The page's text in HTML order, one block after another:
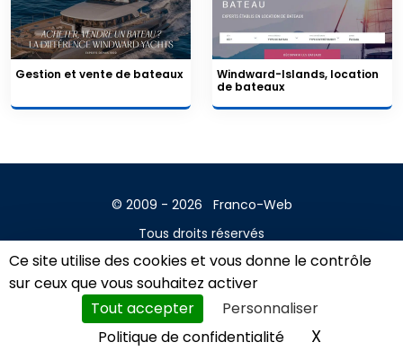
Ce site utilise des cookies et vous donne le contrôle
sur ceux que vous souhaitez activer
Tout accepter
Personnaliser
Politique de confidentialité
XMasquer
Gestion et vente de bateaux
Windward-Islands, location
de bateaux
© 2009 - 2026
Franco-Web
Tous droits réservés
Contact
Mentions légales
A propos